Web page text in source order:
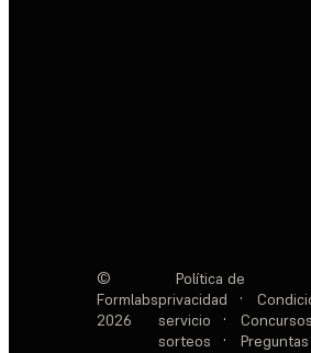
©
Formlabs
2026
Política de
privacidad
·
servicio
·
sorteos
·